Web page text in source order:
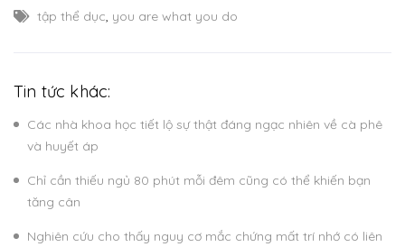
tập thể dục, you are what you do
Tin tức khác:
Các nhà khoa học tiết lộ sự thật đáng ngạc nhiên về cà phê
và huyết áp
Chỉ cần thiếu ngủ 80 phút mỗi đêm cũng có thể khiến bạn
tăng cân
Nghiên cứu cho thấy nguy cơ mắc chứng mất trí nhớ có liên